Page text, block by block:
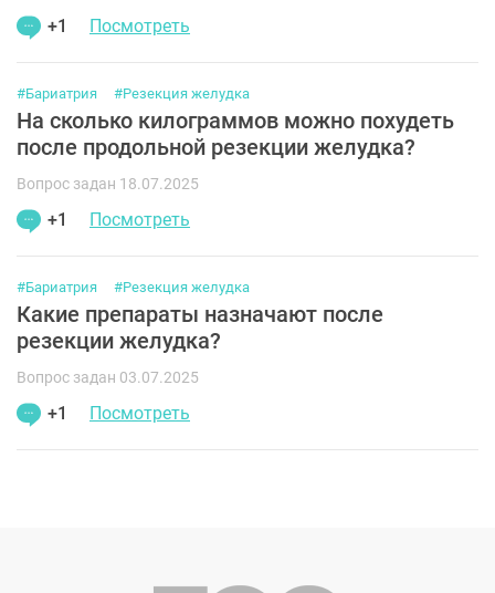
+1 Посмотреть
#Бариатрия #Резекция желудка
На сколько килограммов можно похудеть
после продольной резекции желудка?
Вопрос задан 18.07.2025
+1 Посмотреть
#Бариатрия #Резекция желудка
Какие препараты назначают после
резекции желудка?
Вопрос задан 03.07.2025
+1 Посмотреть